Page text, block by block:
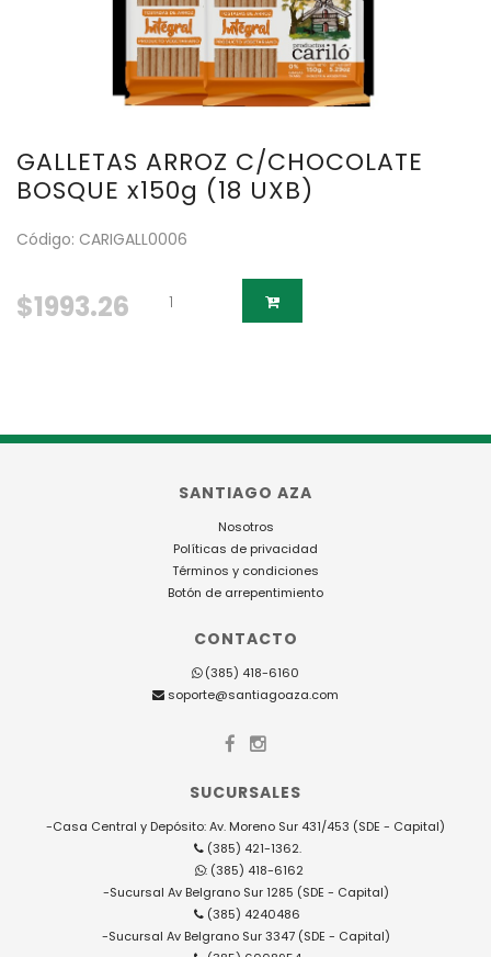
GALLETAS ARROZ C/CHOCOLATE
BOSQUE x150g (18 UXB)
Código: CARIGALL0006
$1993.26
SANTIAGO AZA
Nosotros
Políticas de privacidad
Términos y condiciones
Botón de arrepentimiento
CONTACTO
(385) 418-6160
soporte@santiagoaza.com
SUCURSALES
-Casa Central y Depósito: Av. Moreno Sur 431/453 (SDE - Capital)
(385) 421-1362.
: (385) 418-6162
-Sucursal Av Belgrano Sur 1285 (SDE - Capital)
(385) 4240486
-Sucursal Av Belgrano Sur 3347 (SDE - Capital)